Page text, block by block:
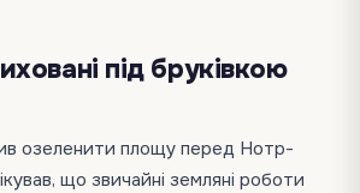
під бруківкою
озеленити площу перед Нотр-
що звичайні земляні роботи